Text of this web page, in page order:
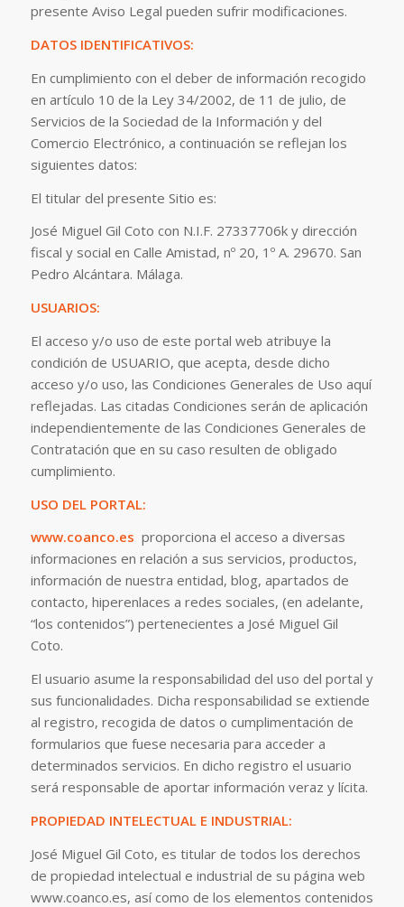
presente Aviso Legal pueden sufrir modificaciones.
DATOS IDENTIFICATIVOS:
En cumplimiento con el deber de información recogido
en artículo 10 de la Ley 34/2002, de 11 de julio, de
Servicios de la Sociedad de la Información y del
Comercio Electrónico, a continuación se reflejan los
siguientes datos:
El titular del presente Sitio es:
José Miguel Gil Coto con N.I.F. 27337706k y dirección
fiscal y social en Calle Amistad, nº 20, 1º A. 29670. San
Pedro Alcántara. Málaga.
USUARIOS:
El acceso y/o uso de este portal web atribuye la
condición de USUARIO, que acepta, desde dicho
acceso y/o uso, las Condiciones Generales de Uso aquí
reflejadas. Las citadas Condiciones serán de aplicación
independientemente de las Condiciones Generales de
Contratación que en su caso resulten de obligado
cumplimiento.
USO DEL PORTAL:
www.coanco.es proporciona el acceso a diversas
informaciones en relación a sus servicios, productos,
información de nuestra entidad, blog, apartados de
contacto, hiperenlaces a redes sociales, (en adelante,
“los contenidos”) pertenecientes a José Miguel Gil
Coto.
El usuario asume la responsabilidad del uso del portal y
sus funcionalidades. Dicha responsabilidad se extiende
al registro, recogida de datos o cumplimentación de
formularios que fuese necesaria para acceder a
determinados servicios. En dicho registro el usuario
será responsable de aportar información veraz y lícita.
PROPIEDAD INTELECTUAL E INDUSTRIAL:
José Miguel Gil Coto, es titular de todos los derechos
de propiedad intelectual e industrial de su página web
www.coanco.es, así como de los elementos contenidos